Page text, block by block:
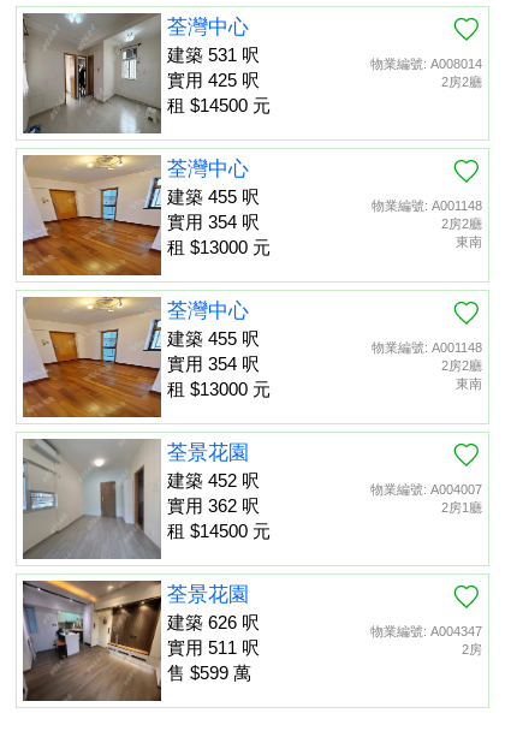
物業編號: A008014
2房2廳
荃灣中心
建築 531 呎
實用 425 呎
租 $14500 元
物業編號: A001148
2房2廳
東南
荃灣中心
建築 455 呎
實用 354 呎
租 $13000 元
物業編號: A001148
2房2廳
東南
荃灣中心
建築 455 呎
實用 354 呎
租 $13000 元
物業編號: A004007
2房1廳
荃景花園
建築 452 呎
實用 362 呎
租 $14500 元
物業編號: A004347
2房
荃景花園
建築 626 呎
實用 511 呎
售 $599 萬